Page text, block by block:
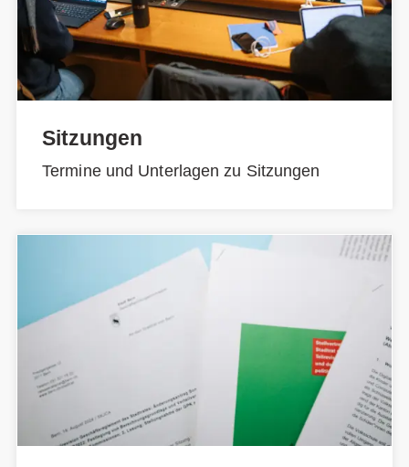
Sitzungen
Termine und Unterlagen zu Sitzungen